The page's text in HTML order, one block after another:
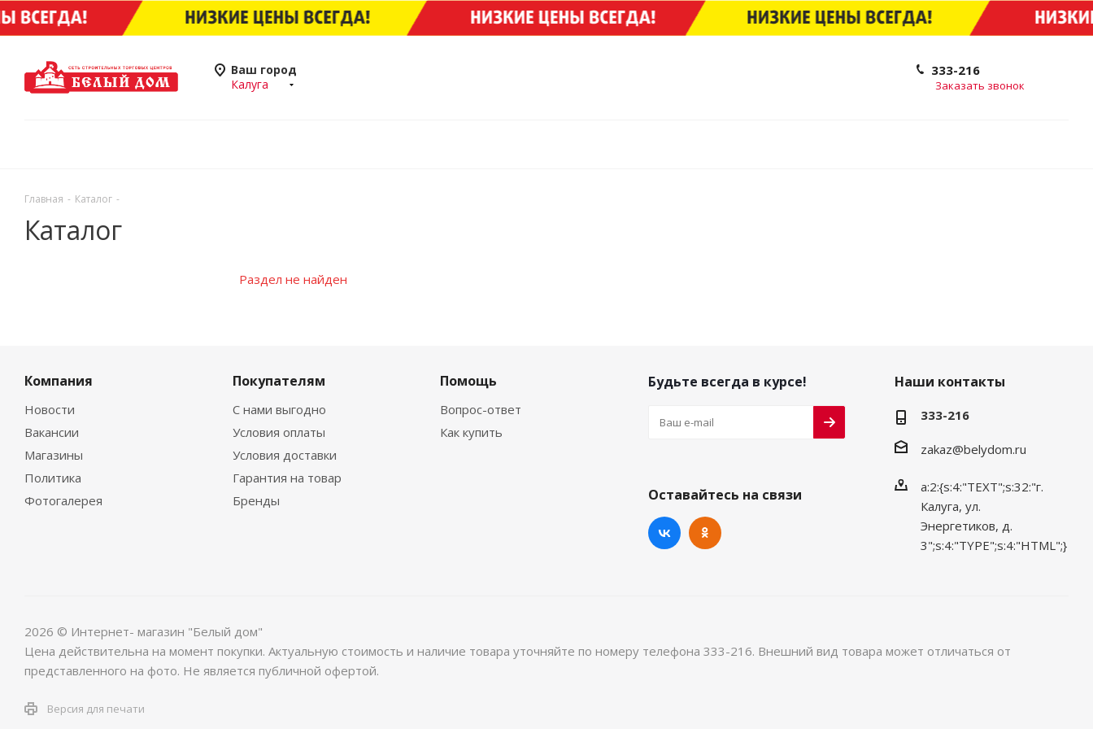
Ваш город
Калуга
333-216
Заказать звонок
Главная - Каталог -
Каталог
Раздел не найден
Компания
Новости
Вакансии
Магазины
Политика
Фотогалерея
Покупателям
С нами выгодно
Условия оплаты
Условия доставки
Гарантия на товар
Бренды
Помощь
Вопрос-ответ
Как купить
Будьте всегда в курсе!
Оставайтесь на связи
Наши контакты
333-216
zakaz@belydom.ru
a:2:{s:4:"TEXT";s:32:"г.
Калуга, ул.
Энергетиков, д.
3";s:4:"TYPE";s:4:"HTML";}
2026 © Интернет- магазин "Белый дом"
Цена действительна на момент покупки. Актуальную стоимость и наличие товара уточняйте по номеру телефона 333-216. Внешний вид товара может отличаться от
представленного на фото. Не является публичной офертой.
Версия для печати